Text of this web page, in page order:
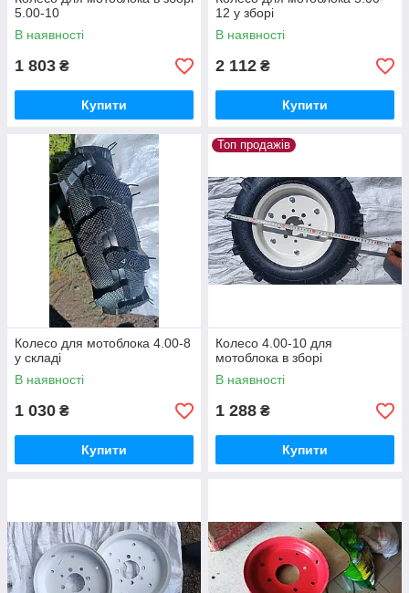
5.00-10
В наявності
1 803 ₴
Купити
12 у зборі
В наявності
2 112 ₴
Купити
Колесо для мотоблока 4.00-8
у складі
В наявності
1 030 ₴
Купити
Топ продажів
Колесо 4.00-10 для
мотоблока в зборі
В наявності
1 288 ₴
Купити